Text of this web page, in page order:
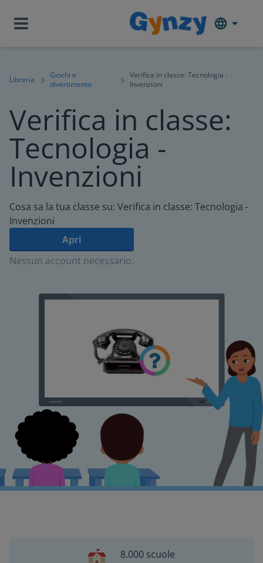
Libreria
Giochi e
divertimento
Verifica in classe: Tecnologia -
Invenzioni
Verifica in classe:
Tecnologia -
Invenzioni
Cosa sa la tua classe su: Verifica in classe: Tecnologia -
Invenzioni
Apri
Nessun account necessario.
8.000 scuole